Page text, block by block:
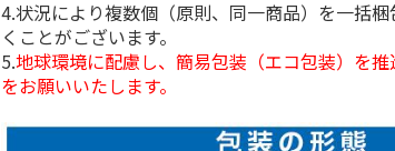
4.状況により複数個（原則、同一商品）を一括
くことがございます。
5.地球環境に配慮し、簡易包装（エコ包装）を
をお願いいたします。